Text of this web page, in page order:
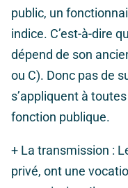
public, un
indice. C’est-à-dire
dépend de son
ou C). Donc pas de
s’appliquent à
fonction publique.
+ La transmission :
privé, ont une